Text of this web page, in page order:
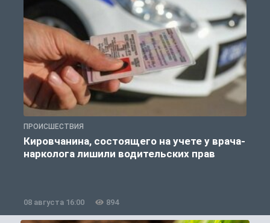
ПРОИСШЕСТВИЯ
Кировчанина, состоящего на учете у врача-
нарколога лишили водительских прав
08 августа 16:00 894